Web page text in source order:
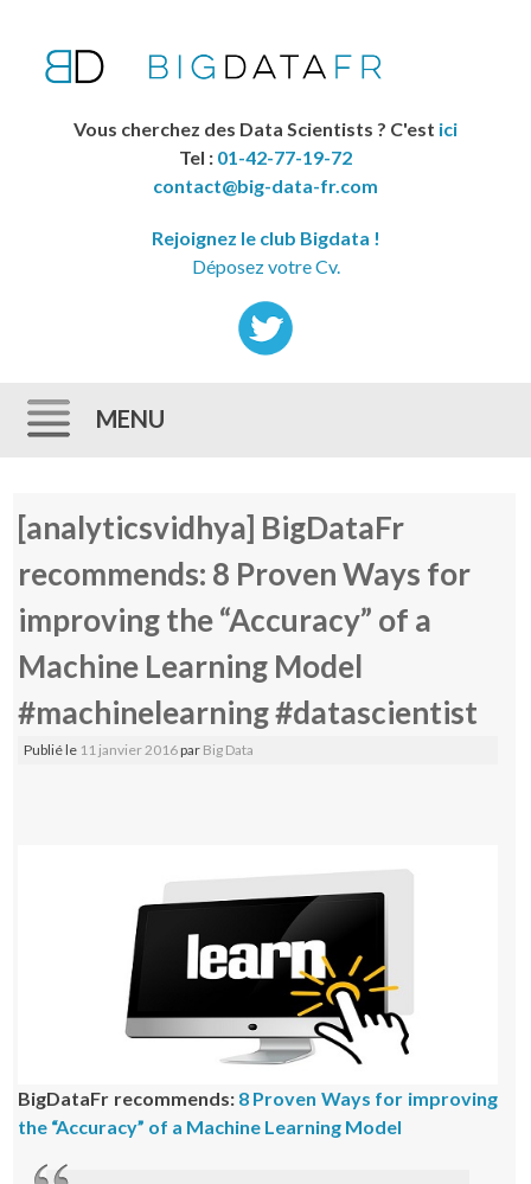
Vous cherchez des Data Scientists ? C'est ici
Tel : 01-42-77-19-72
contact@big-data-fr.com
Rejoignez le club Bigdata !
Déposez votre Cv.
MENU
[analyticsvidhya] BigDataFr
recommends: 8 Proven Ways for
improving the “Accuracy” of a
Machine Learning Model
#machinelearning #datascientist
Publié le 11 janvier 2016par Big Data
BigDataFr recommends: 8 Proven Ways for improving
the “Accuracy” of a Machine Learning Model